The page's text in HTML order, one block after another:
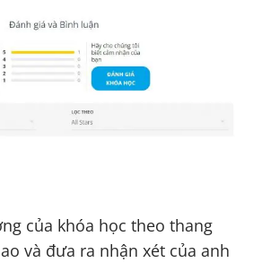
của khóa học theo thang
và đưa ra nhận xét của anh